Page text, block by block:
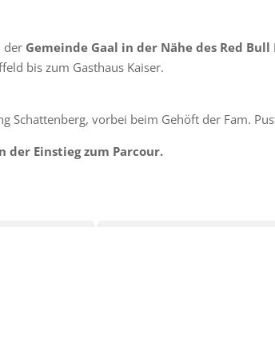
der Gemeinde Gaal in der Nähe des Red Bull
bis zum Gasthaus Kaiser.
Schattenberg, vorbei beim Gehöft der Fam.
der Einstieg zum Parcour.